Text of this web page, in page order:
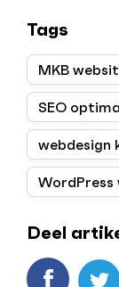
Tags
MKB
SEO
webdesign
WordPress
Deel